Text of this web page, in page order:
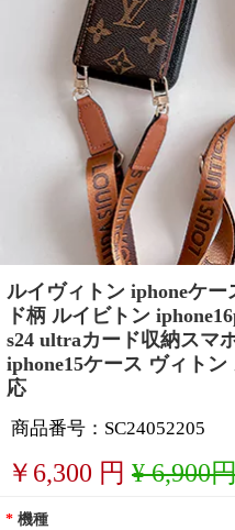
ルイヴィトン iphoneケ
ド柄 ルイビトン
s24 ultraカード収納スマ
iphone15ケース ヴィト
応
商品番号：SC24052205
￥ 6,300 円 ¥ 6,900
* 機種